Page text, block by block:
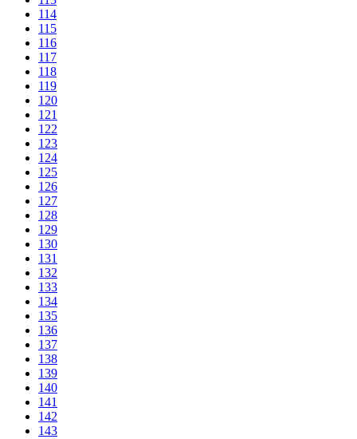
114
115
116
117
118
119
120
121
122
123
124
125
126
127
128
129
130
131
132
133
134
135
136
137
138
139
140
141
142
143